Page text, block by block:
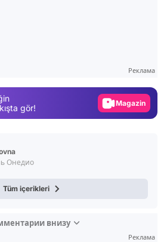
Реклама
gör!
Magazin
Онедио
Tüm içerikleri
внизу
Реклама